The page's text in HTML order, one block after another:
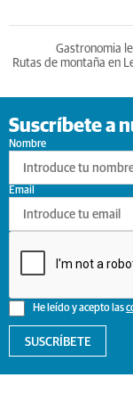
Gastronomia
Rutas de montaña en
Suscríbete a
Nombre
He leído y acepto las
Email
SUSCRÍBETE